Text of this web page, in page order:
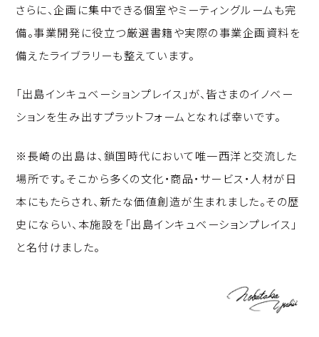
さらに、企画に集中できる個室やミーティングルームも完
備。事業開発に役立つ厳選書籍や実際の事業企画資料を
備えたライブラリーも整えています。
「出島インキュベーションプレイス」が、皆さまのイノベー
ションを生み出すプラットフォームとなれば幸いです。
※長崎の出島は、鎖国時代において唯一西洋と交流した
場所です。そこから多くの文化・商品・サービス・人材が日
本にもたらされ、新たな価値創造が生まれました。その歴
史にならい、本施設を「出島インキュベーションプレイス」
と名付けました。